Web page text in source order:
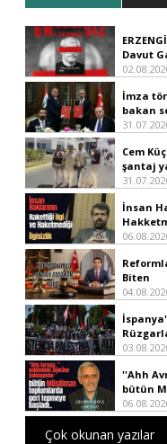
Davut
İmza
bakan
Cem
şantaj
İnsan
Biten
''Ahh
bütün
Çok okunan yazılar